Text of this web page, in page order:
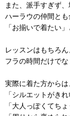
また、派手すぎず、
ハーラウの仲間とも
「お揃いで着たい
レッスンはもちろ
フラの時間だけで
実際に着た方からは
「シルエットがき
「大人っぽくてち